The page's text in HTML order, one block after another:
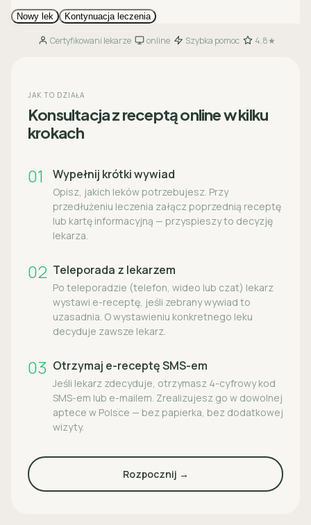
Certyfikowani lekarze· online· Szybka pomoc· 4.8★
JAK TO DZIAŁA
Konsultacja z receptą online w kilku
krokach
01 Wypełnij krótki wywiad
Opisz, jakich leków potrzebujesz. Przy
przedłużeniu leczenia załącz poprzednią receptę
lub kartę informacyjną — przyspieszy to decyzję
lekarza.
02 Teleporada z lekarzem
Po teleporadzie (telefon, wideo lub czat) lekarz
wystawi e-receptę, jeśli zebrany wywiad to
uzasadnia. O wystawieniu konkretnego leku
decyduje zawsze lekarz.
03 Otrzymaj e-receptę SMS-em
Jeśli lekarz zdecyduje, otrzymasz 4-cyfrowy kod
SMS-em lub e-mailem. Zrealizujesz go w dowolnej
aptece w Polsce — bez papierka, bez dodatkowej
wizyty.
Rozpocznij →